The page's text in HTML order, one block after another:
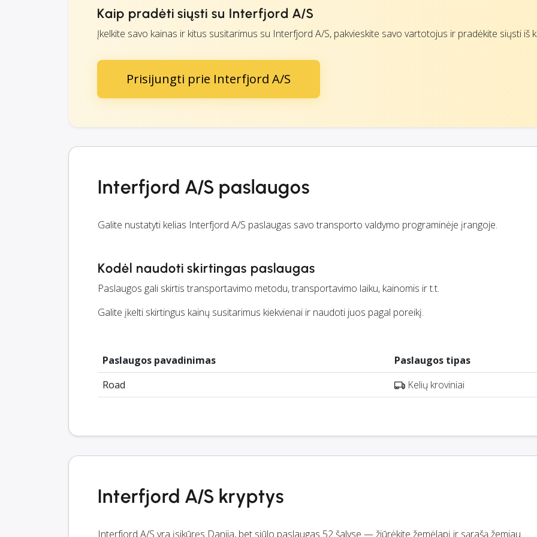
Kaip pradėti siųsti su Interfjord A/S
Įkelkite savo kainas ir kitus susitarimus su Interfjord A/S, pakvieskite savo vartotojus ir pradėkite siųsti iš
Prisijungti prie Interfjord A/S
Interfjord A/S paslaugos
Galite nustatyti kelias Interfjord A/S paslaugas savo transporto valdymo programinėje įrangoje.
Kodėl naudoti skirtingas paslaugas
Paslaugos gali skirtis transportavimo metodu, transportavimo laiku, kainomis ir t.t.
Galite įkelti skirtingus kainų susitarimus kiekvienai ir naudoti juos pagal poreikį.
Paslaugos pavadinimas
Paslaugos tipas
Road
Kelių kroviniai
Interfjord A/S kryptys
Interfjord A/S yra įsikūręs Danija, bet siūlo paslaugas 52 šalyse — žiūrėkite žemėlapį ir sąrašą žemiau.